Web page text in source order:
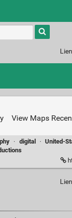
Type 1 or
more
characters
results.
View Maps
· digital · United-